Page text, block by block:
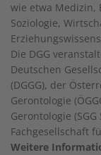
wie etwa Medizin,
Soziologie,
Die DGG
Deutschen
(DGGG), der
Gerontologie
Gerontologie
Fachgesellschaft
Weitere